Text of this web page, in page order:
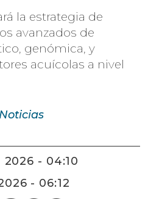
la estrategia de
avanzados de
genómica, y
acuícolas a nivel
Noticias
2026 - 04:10
- 06:12